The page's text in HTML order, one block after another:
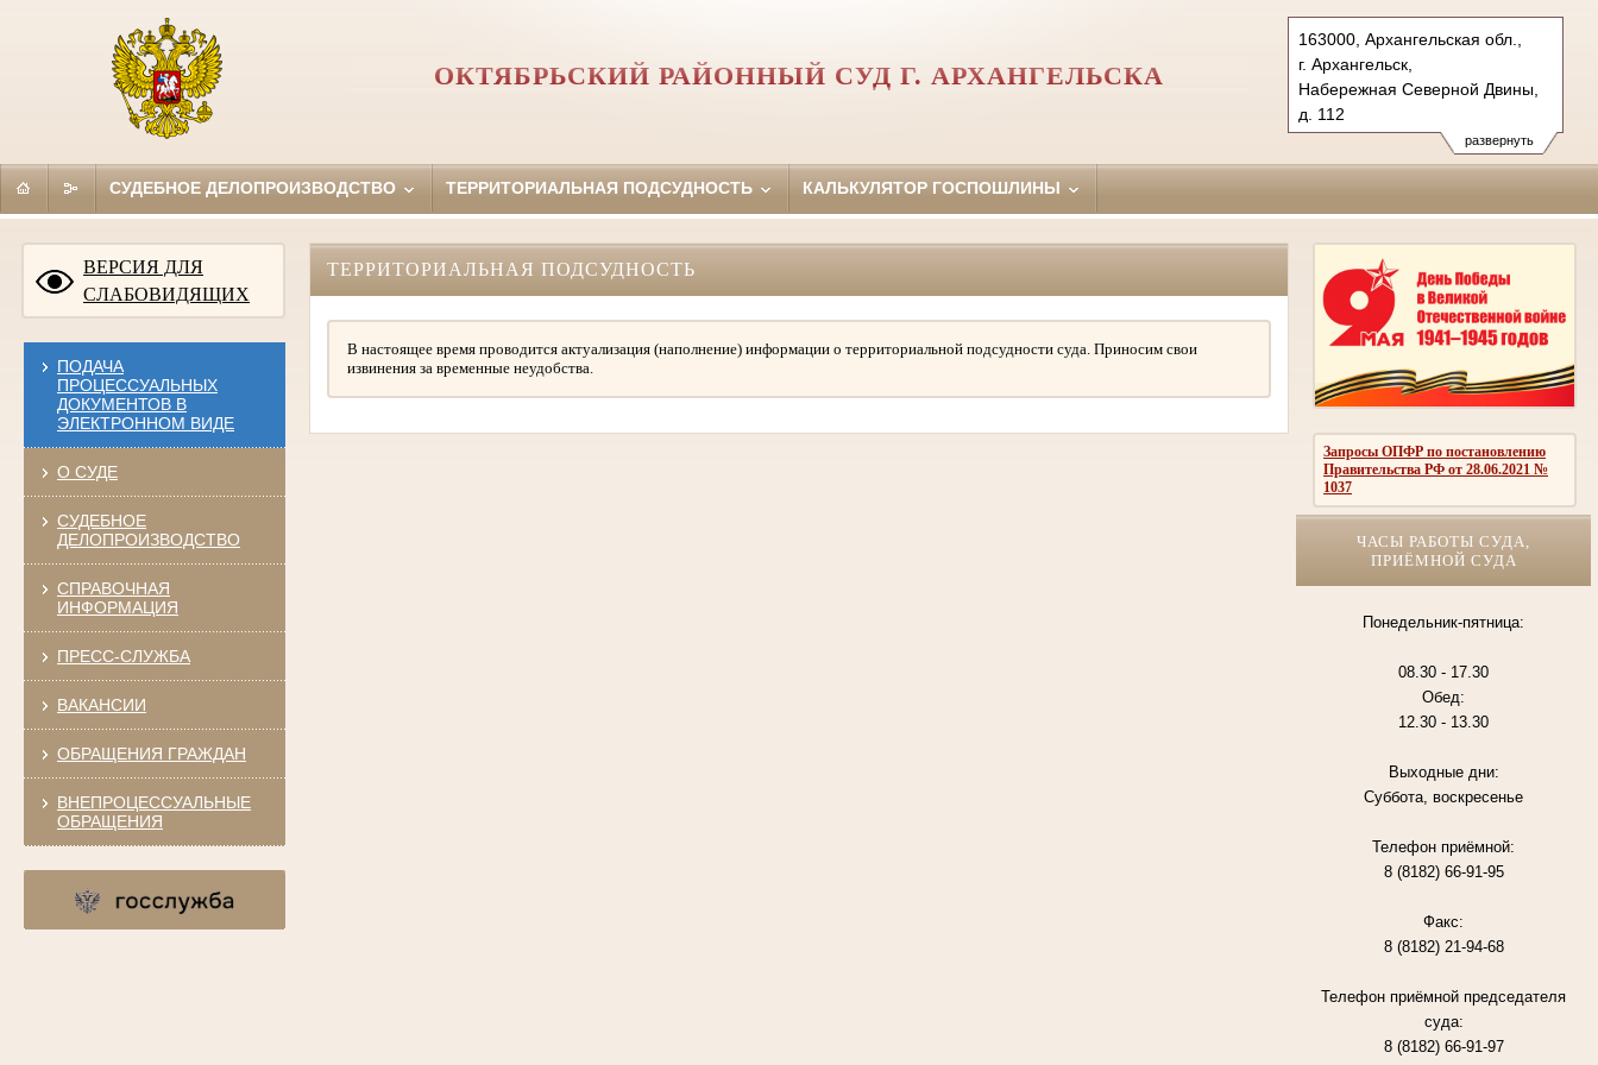
развернуть
163000, Архангельская обл.,
г. Архангельск,
Набережная Северной Двины,
д. 112
Тел.: (8182) 66-91-95
oktsud.arh@sudrf.ru
ОКТЯБРЬСКИЙ РАЙОННЫЙ СУД Г. АРХАНГЕЛЬСКА
СУДЕБНОЕ ДЕЛОПРОИЗВОДСТВО ТЕРРИТОРИАЛЬНАЯ ПОДСУДНОСТЬ КАЛЬКУЛЯТОР ГОСПОШЛИНЫ
ВЕРСИЯ ДЛЯ
СЛАБОВИДЯЩИХ
ПОДАЧА
ПРОЦЕССУАЛЬНЫХ
ДОКУМЕНТОВ В
ЭЛЕКТРОННОМ ВИДЕ
О СУДЕ
СУДЕБНОЕ
ДЕЛОПРОИЗВОДСТВО
СПРАВОЧНАЯ
ИНФОРМАЦИЯ
ПРЕСС-СЛУЖБА
ВАКАНСИИ
ОБРАЩЕНИЯ ГРАЖДАН
ВНЕПРОЦЕССУАЛЬНЫЕ
ОБРАЩЕНИЯ
Запросы ОПФР по постановлению
Правительства РФ от 28.06.2021 №
1037
ЧАСЫ РАБОТЫ СУДА,
ПРИЁМНОЙ СУДА
Понедельник-пятница:
08.30 - 17.30
Обед:
12.30 - 13.30
Выходные дни:
Суббота, воскресенье
Телефон приёмной:
8 (8182) 66-91-95
Факс:
8 (8182) 21-94-68
Телефон приёмной председателя
суда:
8 (8182) 66-91-97
ТЕРРИТОРИАЛЬНАЯ ПОДСУДНОСТЬ
В настоящее время проводится актуализация (наполнение) информации о территориальной подсудности суда. Приносим свои
извинения за временные неудобства.